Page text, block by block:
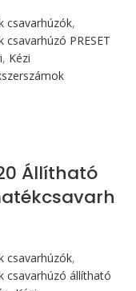
csavarhúzók,
csavarhúzó PRESET
, Kézi
Állítható
csavarhúzók,
csavarhúzó állítható